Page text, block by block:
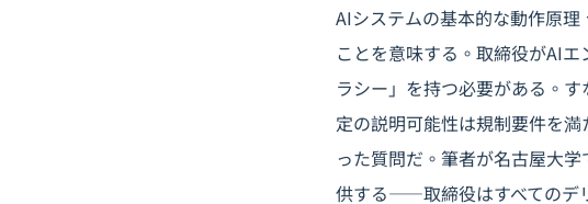
AIシステムの基本的な動作原
ことを意味する。取締役がAI
ラシー」を持つ必要がある。
定の説明可能性は規制要件を
った質問だ。筆者が名古屋大
供する――取締役はすべてのデ